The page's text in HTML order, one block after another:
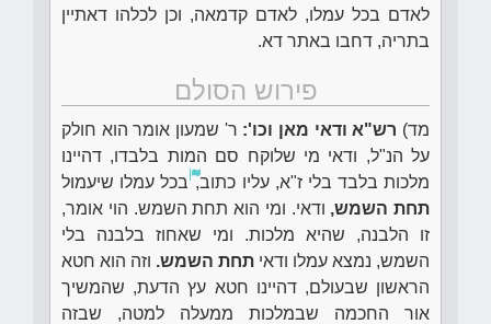
לאדם בכל עמלו, לאדם קדמאה, וכן לכלהו דאתיין
בתריה, דחבו באתר דא.
פירוש הסולם
מד) רש"א ודאי מאן וכו': ר' שמעון אומר הוא חולק
על הנ"ל, ודאי מי שלוקח סם המות בלבדו, דהיינו
מלכות בלבד בלי ז"א, עליו כתוב,בכל עמלו שיעמול
תחת השמש, ודאי. ומי הוא תחת השמש. הוי אומר,
זו הלבנה, שהיא מלכות. ומי שאחוז בלבנה בלי
השמש, נמצא עמלו ודאי תחת השמש. וזה הוא חטא
הראשון שבעולם, דהיינו חטא עץ הדעת, שהמשיך
אור החכמה שבמלכות ממעלה למטה, שבזה